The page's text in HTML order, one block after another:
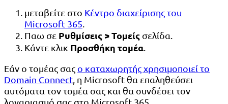
μεταβείτε στο Κέντρο διαχείρισης του
Microsoft 365.
Παω σε Ρυθμίσεις > Τομείς σελίδα.
Κάντε κλικ Προσθήκη τομέα.
Εάν ο τομέας σας ο καταχωρητής χρησιμοποιεί το
Domain Connect, η Microsoft θα επαληθεύσει
αυτόματα τον τομέα σας και θα συνδέσει τον
λογαριασμό σας στο Microsoft 365.